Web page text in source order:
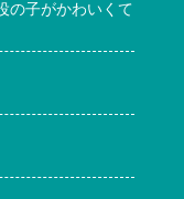
の子がかわいくて